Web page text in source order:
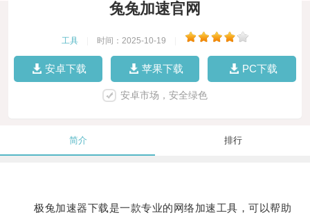
兔兔加速官网
工具 时间：2025-10-19
安卓下载 苹果下载 PC下载
安卓市场，安全绿色
简介 排行
极兔加速器下载是一款专业的网络加速工具，可以帮助